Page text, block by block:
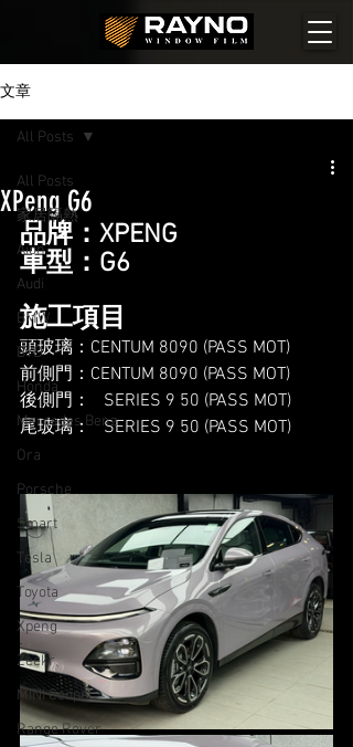
文章
All Posts
家居隔熱
Aion
Audi
BMW
BYD
Honda
Mercedes Benz
Ora
Porsche
Smart
Tesla
Toyota
Xpeng
Zeekr
MINI Cooper
Range Rover
All Posts
XPeng G6
品牌：XPENG
車型：G6
施工項目
頭玻璃：CENTUM 8090 (PASS MOT)
前側門：CENTUM 8090 (PASS MOT)
後側門：   SERIES 9 50 (PASS MOT)
尾玻璃：   SERIES 9 50 (PASS MOT)